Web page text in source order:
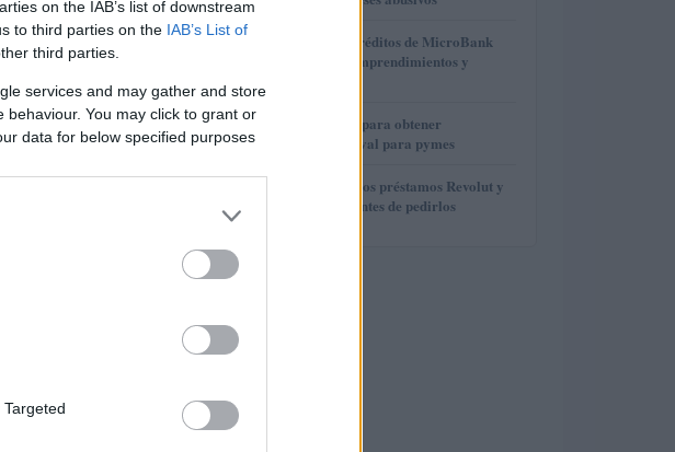
on the IAB’s list of downstream
to third parties on the IAB’s List of
third parties.
services and may gather and store
You may click to grant or
data for below specified purposes
y
es la
la
digitales y
garantías o
3
Cómo los microcréditos de MicroBank
han potenciado emprendimientos y
4 Opciones y pasos para obtener
financiación sin aval para pymes
5
Cómo funcionan los préstamos Revolut y
qué debes saber antes de pedirlos